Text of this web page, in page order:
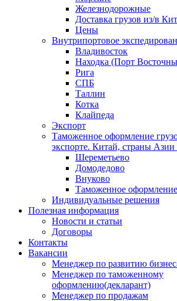
Железнодорожные
Доставка грузов из/в
Цены
Внутрипортовое
Владивосток
Находка (Порт
Рига
СПБ
Таллин
Котка
Клайпеда
Экспорт
Таможенное оформление
экспорте. Китай, страны
Шереметьево
Домодедово
Внуково
Таможенное
Индивидуальные решения
Полезная информация
Новости и статьи
Договоры
Контакты
Вакансии
Менеджер по развитию
Менеджер по таможенному
оформлению(декларант)
Менеджер по продажам